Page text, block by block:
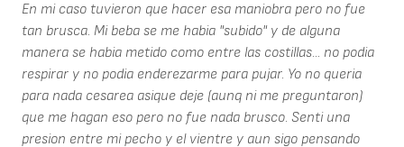
En mi caso tuvieron que hacer esa maniobra pero no fue
tan brusca. Mi beba se me habia "subido" y de alguna
manera se habia metido como entre las costillas... no podia
respirar y no podia enderezarme para pujar. Yo no queria
para nada cesarea asique deje (aunq ni me preguntaron)
que me hagan eso pero no fue nada brusco. Senti una
presion entre mi pecho y el vientre y aun sigo pensando